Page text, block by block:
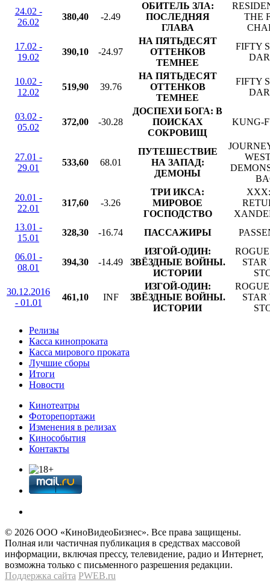
24.02 -
26.02
380,40 -2.49
ОБИТЕЛЬ ЗЛА:
ПОСЛЕДНЯЯ
ГЛАВА
THE
17.02 -
19.02
390,10 -24.97
НА ПЯТЬДЕСЯТ
ОТТЕНКОВ
ТЕМНЕЕ
FIFTY
10.02 -
12.02
519,90 39.76
НА ПЯТЬДЕСЯТ
ОТТЕНКОВ
ТЕМНЕЕ
FIFTY
03.02 -
05.02
372,00 -30.28
ДОСПЕХИ БОГА: В
ПОИСКАХ
СОКРОВИЩ
KUNG-
27.01 -
29.01
533,60 68.01
ПУТЕШЕСТВИЕ
НА ЗАПАД:
ДЕМОНЫ
20.01 -
22.01
317,60 -3.26
ТРИ ИКСА:
МИРОВОЕ
ГОСПОДСТВО
13.01 -
15.01
328,30 -16.74 ПАССАЖИРЫ
06.01 -
08.01
394,30 -14.49
ИЗГОЙ-ОДИН:
ЗВЁЗДНЫЕ ВОЙНЫ.
ИСТОРИИ
STAR
30.12.2016
- 01.01
461,10 INF
ИЗГОЙ-ОДИН:
ЗВЁЗДНЫЕ ВОЙНЫ.
ИСТОРИИ
STAR
Релизы
Касса кинопроката
Касса мирового проката
Лучшие сборы
Итоги
Новости
Кинотеатры
Фоторепортажи
Изменения в релизах
Кинособытия
Контакты
© 2026 OOО «КиноВидеоБизнес». Все права защищены.
Полная или частичная публикация в средствах массовой
информации, включая прессу, телевидение, радио и Интернет,
возможна только с письменного разрешения редакции.
Поддержка сайта PWEB.ru